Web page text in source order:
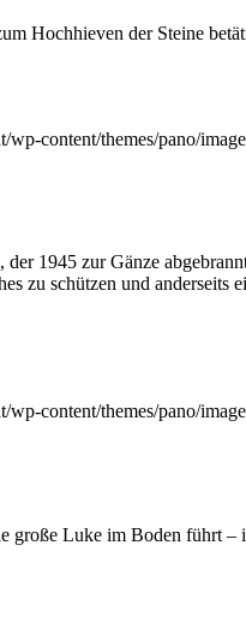
Hochhieven der Steine
wp-content/themes/pano/
1945 zur Gänze
zu schützen und anderseits
wp-content/themes/pano/
große Luke im Boden führt